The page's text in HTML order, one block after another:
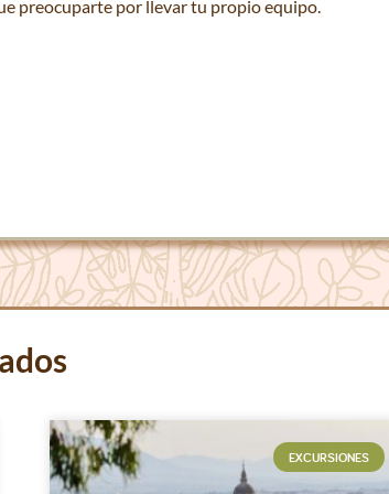
preocuparte por llevar tu propio equipo.
EXCURSIONES